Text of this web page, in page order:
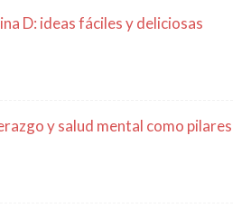
D: ideas fáciles y deliciosas
y salud mental como pilares